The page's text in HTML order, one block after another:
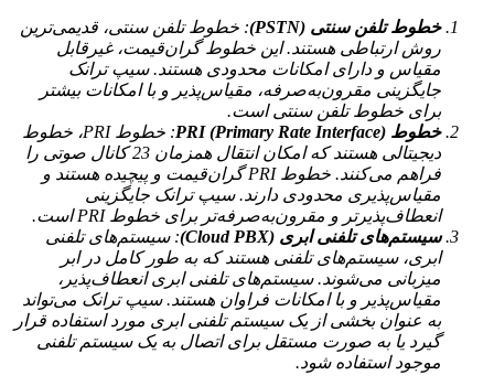
خطوط تلفن سنتی (PSTN)
: خطوط تلفن سنتی، قدیمی‌ترین
روش ارتباطی هستند. این خطوط گران‌قیمت، غیرقابل
مقیاس و دارای امکانات محدودی هستند. سیپ ترانک
جایگزینی مقرون‌به‌صرفه، مقیاس‌پذیر و با امکانات بیشتر
برای خطوط تلفن سنتی است.
خطوط PRI (Primary Rate Interface)
: خطوط PRI، خطوط
دیجیتالی هستند که امکان انتقال همزمان 23 کانال صوتی را
فراهم می‌کنند. خطوط PRI گران‌قیمت و پیچیده هستند و
مقیاس‌پذیری محدودی دارند. سیپ ترانک جایگزینی
انعطاف‌پذیرتر و مقرون‌به‌صرفه‌تر برای خطوط PRI است.
سیستم‌های تلفنی ابری (Cloud PBX)
: سیستم‌های تلفنی
ابری، سیستم‌های تلفنی هستند که به طور کامل در ابر
میزبانی می‌شوند. سیستم‌های تلفنی ابری انعطاف‌پذیر،
مقیاس‌پذیر و با امکانات فراوان هستند. سیپ ترانک می‌تواند
به عنوان بخشی از یک سیستم تلفنی ابری مورد استفاده قرار
گیرد یا به صورت مستقل برای اتصال به یک سیستم تلفنی
موجود استفاده شود.